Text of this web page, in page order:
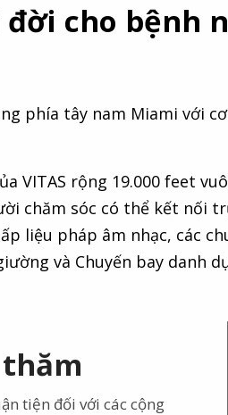
cho bệnh
phía tây nam Miami với
VITAS rộng 19.000 feet
chăm sóc có thể kết
liệu pháp âm nhạc, các
và Chuyến bay danh
tiện đối với các cộng